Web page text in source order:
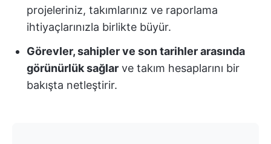
projeleriniz, takımlarınız ve raporlama
ihtiyaçlarınızla birlikte büyür.
Görevler, sahipler ve son tarihler arasında
görünürlük sağlar ve takım hesaplarını bir
bakışta netleştirir.